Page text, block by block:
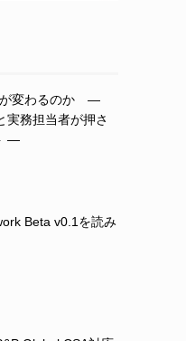
が変わるのか ―
実務担当者が押さ
―
Beta v0.1を読み